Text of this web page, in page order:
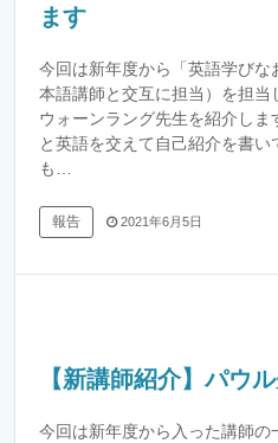
ます
今回は新年度から「英語学びな
本語講師と交互に担当）を担当
ウォーンラング先生を紹介し
と英語を交えて自己紹介を書
も…
報告 2021年6月5日
【新講師紹介】パウ
今回は新年度から入った講師の